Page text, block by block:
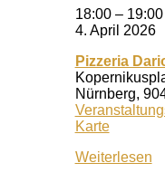
18:00 – 19:00
4. April 2026
Pizzeria
Nürnberg,
KartePizzeria
Weiterlesen